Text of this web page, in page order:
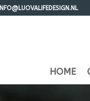
INFO@LUOVALIFEDESIGN.NL
HOME